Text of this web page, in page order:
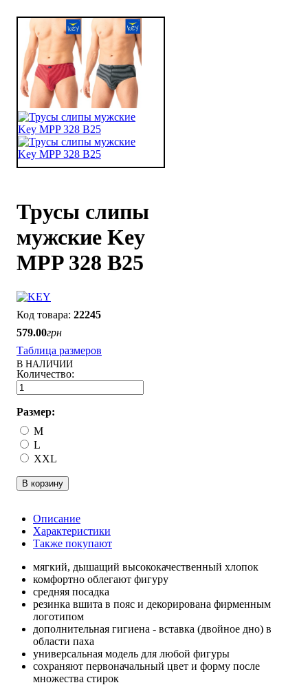
Трусы слипы
мужские Key
MPP 328 B25
22245
579.00грн
Таблица размеров
В НАЛИЧИИ
Размер:
M
L
XXL
В корзину
Описание
Характеристики
Также покупают
мягкий, дышащий высококачественный хлопок
комфортно облегают фигуру
средняя посадка
резинка вшита в пояс и декорирована фирменным
логотипом
дополнительная гигиена - вставка (двойное дно) в
области паха
универсальная модель для любой фигуры
сохраняют первоначальный цвет и форму после
множества стирок